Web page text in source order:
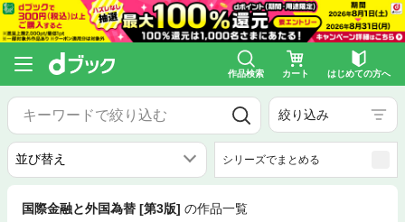
作品検索 カート はじめての方へ
絞り込み
シリーズでまとめる
国際金融と外国為替 [第3版] の作品一覧